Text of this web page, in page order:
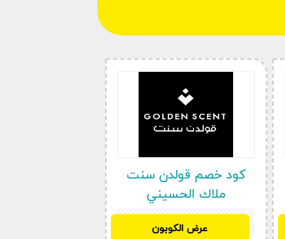
كود خصم قولدن سنت
ملاك الحسيني
عرض الكوبون